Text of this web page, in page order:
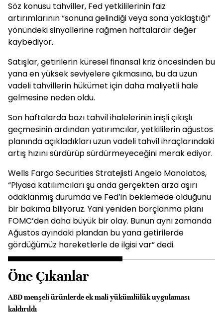
Söz konusu tahviller, Fed yetkililerinin faiz
artırımlarının “sonuna gelindiği veya sona yaklaştığı”
yönündeki sinyallerine rağmen haftalardır değer
kaybediyor.
Satışlar, getirilerin küresel finansal kriz öncesinden bu
yana en yüksek seviyelere çıkmasına, bu da uzun
vadeli tahvillerin hükümet için daha maliyetli hale
gelmesine neden oldu.
Son haftalarda bazı tahvil ihalelerinin inişli çıkışlı
geçmesinin ardından yatırımcılar, yetkililerin ağustos
planında açıkladıkları uzun vadeli tahvil ihraçlarındaki
artış hızını sürdürüp sürdürmeyeceğini merak ediyor.
Wells Fargo Securities Stratejisti Angelo Manolatos,
“Piyasa katılımcıları şu anda gerçekten arza aşırı
odaklanmış durumda ve Fed’in beklemede olduğunu
bir bakıma biliyoruz. Yani yeniden borçlanma planı
FOMC’den daha büyük bir olay. Bunun aynı zamanda
Ağustos ayındaki plandan bu yana getirilerde
gördüğümüz hareketlerle de ilgisi var” dedi.
Öne Çıkanlar
ABD menşeli ürünlerde ek mali yükümlülük uygulaması
kaldırıldı